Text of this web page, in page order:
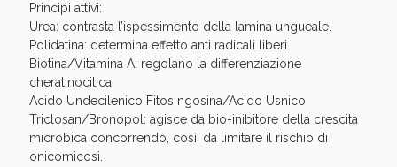
Principi attivi:
Urea: contrasta l’ispessimento della lamina ungueale.
Polidatina: determina effetto anti radicali liberi.
Biotina/Vitamina A: regolano la differenziazione
cheratinocitica.
Acido Undecilenico Fitos ngosina/Acido Usnico
Triclosan/Bronopol: agisce da bio-inibitore della crescita
microbica concorrendo, così, da limitare il rischio di
onicomicosi.